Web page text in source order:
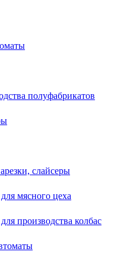
полуфабрикатов
слайсеры
мясного цеха
производства колбас